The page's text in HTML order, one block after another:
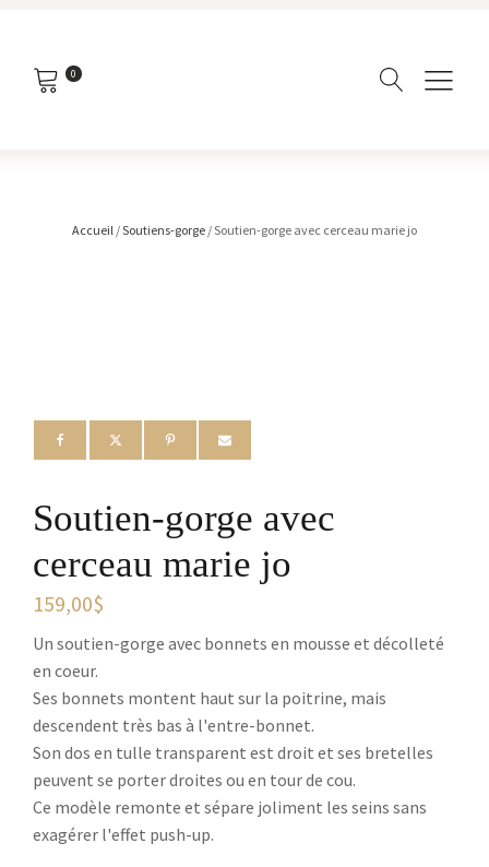
0
Accueil /Soutiens-gorge / Soutien-gorge avec cerceau marie jo
Soutien-gorge avec
cerceau marie jo
159,00$
Un soutien-gorge avec bonnets en mousse et décolleté
en coeur.
Ses bonnets montent haut sur la poitrine, mais
descendent très bas à l'entre-bonnet.
Son dos en tulle transparent est droit et ses bretelles
peuvent se porter droites ou en tour de cou.
Ce modèle remonte et sépare joliment les seins sans
exagérer l'effet push-up.